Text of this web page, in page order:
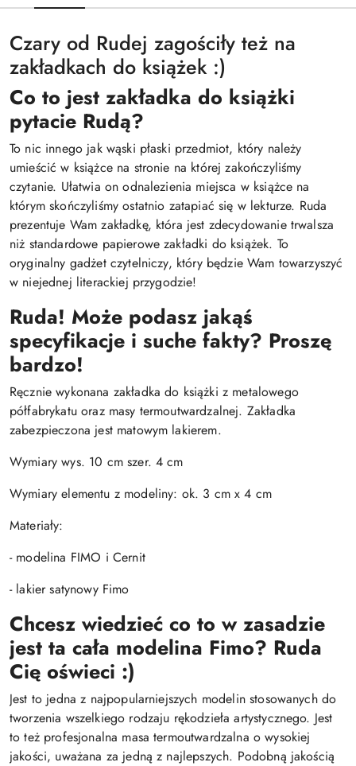
Czary od Rudej zagościły też na
zakładkach do książek :)
Co to jest zakładka do książki
pytacie Rudą?
To nic innego jak wąski płaski przedmiot, który należy
umieścić w książce na stronie na której zakończyliśmy
czytanie. Ułatwia on odnalezienia miejsca w książce na
którym skończyliśmy ostatnio zatapiać się w lekturze. Ruda
prezentuje Wam zakładkę, która jest zdecydowanie trwalsza
niż standardowe papierowe zakładki do książek. To
oryginalny gadżet czytelniczy, który będzie Wam towarzyszyć
w niejednej literackiej przygodzie!
Ruda! Może podasz jakąś
specyfikacje i suche fakty? Proszę
bardzo!
Ręcznie wykonana zakładka do książki z metalowego
półfabrykatu oraz masy termoutwardzalnej. Zakładka
zabezpieczona jest matowym lakierem.
Wymiary wys. 10 cm szer. 4 cm
Wymiary elementu z modeliny: ok. 3 cm x 4 cm
Materiały:
- modelina FIMO i Cernit
- lakier satynowy Fimo
Chcesz wiedzieć co to w zasadzie
jest ta cała modelina Fimo? Ruda
Cię oświeci :)
Jest to jedna z najpopularniejszych modelin stosowanych do
tworzenia wszelkiego rodzaju rękodzieła artystycznego. Jest
to też profesjonalna masa termoutwardzalna o wysokiej
jakości, uważana za jedną z najlepszych. Podobną jakością